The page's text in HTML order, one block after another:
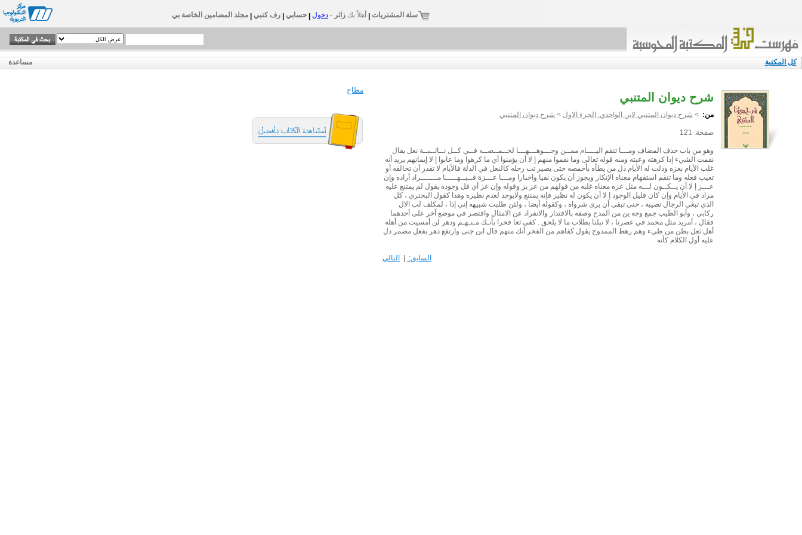
سلة المشتريات أهلاً بك زائر - دخول حسابي رف كتبي مجلد المضامين الخاصة بي
كل المكتبة مساعدة
شرح ديوان المتنبي
من: > شرح ديوان المتنبي لابن الواحدي: الجزء الاول > شرح ديوان المتنبي
صفحة: 121
وهو من باب حذف المضاف ومـــا تنقم اليــــام ممــن وجـــوهـــهـــا لخــمــصــه فــي كــل نــائــبــة نعل يقال
نقمت الشيء إذا كرهته وعبته ومنه قوله تعالى وما نقموا منهم إ لا أن يؤمنوا أي ما كرهوا وما عابوا إ لا إيمانهم يريد أنه
غلب الأيام بعزه وذلت له الأيام ذل من يطأه بأخمصه حتى يصير تت رجله كالنعل في الذلة فالأيام لا تقدر أن تخالفه أو
تعيب فعله وما تنقم استفهام معناه الإنكار ويجوز أن يكون نفيا واخبارا ومـــا عـــزة فــيــهـــــا مـــــــراد أراده وإن
عـــز إ لا أن يــكــون لـــه مثل عزه معناه غلبه من قولهم من عز بز وقوله وإن عز أي قل وجوده يقول لم يمتنع عليه
مراد في الأيام وإن كان قليل الوجود إ لا أن يكون له نظير فإنه يمتنع ولايوجد لعدم نظيره وهذا كقول البحتري ، كل
الذي تبغي الرجال تصيبه ، حتى تبقى أن يرى شرواه ، وكقوله أيضا ، ولئن طلبت شبيهه إني إذا ، لمكلف لب الال
ركابي ، وأبو الطيب جمع وجه ين من المدح وصفه بالاقتدار والانفراد عن الامثال واقتصر في موضع آخر على أحدهما
فقال ، أمريد مثل محمد في عصرنا ، لا تبلنا بطلاب ما لا يلحق . كفى ثعا فخرا بأنـك مـنـهـم ودهر لن أمسيت من أهله
أهل ثعل بطن من طيء وهم رهط الممدوح يقول كفاهم من الفخر أنك منهم قال ابن جنى وارتفع دهر بفعل مضمر دل
عليه أول الكلام كأنه
السابق: | التالي
مطاح